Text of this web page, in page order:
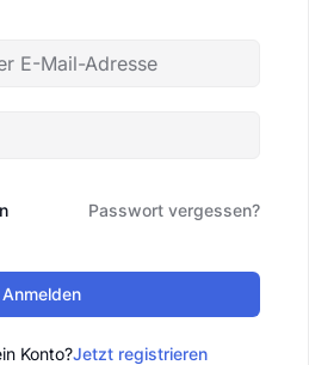
Passwort vergessen?
Anmelden
Konto?Jetzt registrieren